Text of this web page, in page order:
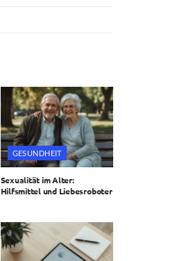
GESUNDHEIT
Sexualität im Alter:
Hilfsmittel und Liebesroboter